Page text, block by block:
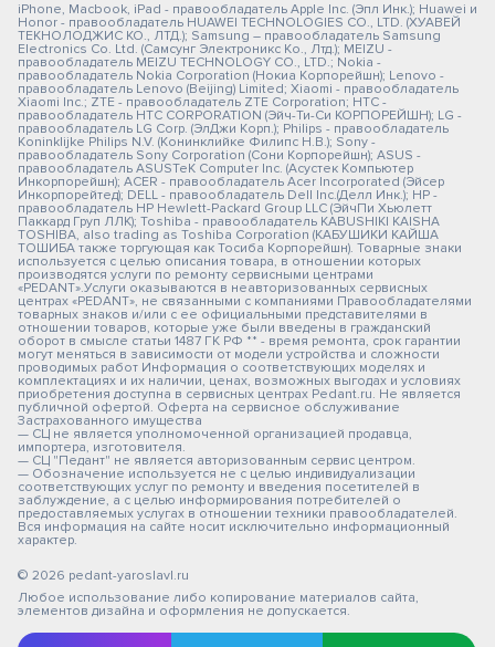
iPhone, Macbook, iPad - правообладатель Apple Inc. (Эпл Инк.); Huawei и
Honor - правообладатель HUAWEI TECHNOLOGIES CO., LTD. (ХУАВЕЙ
ТЕКНОЛОДЖИС КО., ЛТД.); Samsung – правообладатель Samsung
Electronics Co. Ltd. (Самсунг Электроникс Ко., Лтд.); MEIZU -
правообладатель MEIZU TECHNOLOGY CO., LTD.; Nokia -
правообладатель Nokia Corporation (Нокиа Корпорейшн); Lenovo -
правообладатель Lenovo (Beijing) Limited; Xiaomi - правообладатель
Xiaomi Inc.; ZTE - правообладатель ZTE Corporation; HTC -
правообладатель HTC CORPORATION (Эйч-Ти-Си КОРПОРЕЙШН); LG -
правообладатель LG Corp. (ЭлДжи Корп.); Philips - правообладатель
Koninklijke Philips N.V. (Конинклийке Филипс Н.В.); Sony -
правообладатель Sony Corporation (Сони Корпорейшн); ASUS -
правообладатель ASUSTeK Computer Inc. (Асустек Компьютер
Инкорпорейшн); ACER - правообладатель Acer Incorporated (Эйсер
Инкорпорейтед); DELL - правообладатель Dell Inc.(Делл Инк.); HP -
правообладатель HP Hewlett-Packard Group LLC (ЭйчПи Хьюлетт
Паккард Груп ЛЛК); Toshiba - правообладатель KABUSHIKI KAISHA
TOSHIBA, also trading as Toshiba Corporation (КАБУШИКИ КАЙША
ТОШИБА также торгующая как Тосиба Корпорейшн). Товарные знаки
используется с целью описания товара, в отношении которых
производятся услуги по ремонту сервисными центрами
«PEDANT».Услуги оказываются в неавторизованных сервисных
центрах «PEDANT», не связанными с компаниями Правообладателями
товарных знаков и/или с ее официальными представителями в
отношении товаров, которые уже были введены в гражданский
оборот в смысле статьи 1487 ГК РФ ** - время ремонта, срок гарантии
могут меняться в зависимости от модели устройства и сложности
проводимых работ Информация о соответствующих моделях и
комплектациях и их наличии, ценах, возможных выгодах и условиях
приобретения доступна в сервисных центрах Pedant.ru. Не является
публичной офертой. Оферта на сервисное обслуживание
Застрахованного имущества
— СЦ не является уполномоченной организацией продавца,
импортера, изготовителя.
— СЦ "Педант" не является авторизованным сервис центром.
— Обозначение используется не с целью индивидуализации
соответствующих услуг по ремонту и введения посетителей в
заблуждение, а с целью информирования потребителей о
предоставляемых услугах в отношении техники правообладателей.
Вся информация на сайте носит исключительно информационный
характер.
© 2026 pedant-yaroslavl.ru
Любое использование либо копирование материалов сайта,
элементов дизайна и оформления не допускается.